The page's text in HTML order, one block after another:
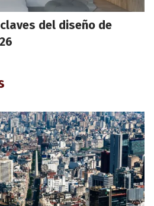
del diseño de